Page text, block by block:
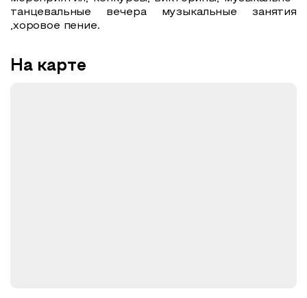
танцевальные вечера музыкальные занятия
,хоровое пение.
На карте